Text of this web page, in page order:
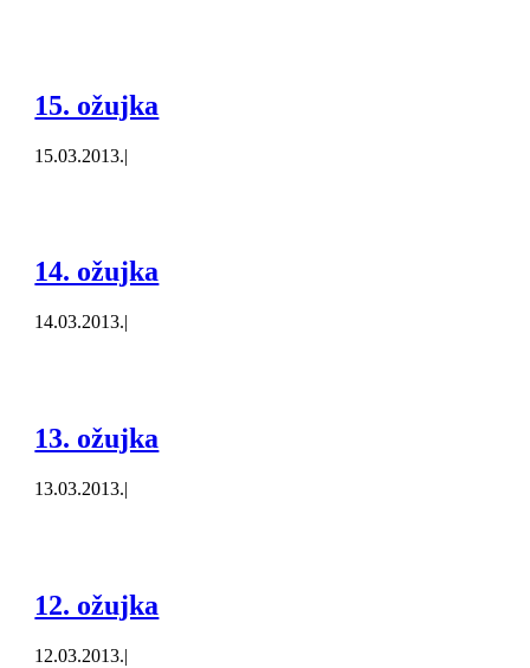
15. ožujka
15.03.2013.|
14. ožujka
14.03.2013.|
13. ožujka
13.03.2013.|
12. ožujka
12.03.2013.|